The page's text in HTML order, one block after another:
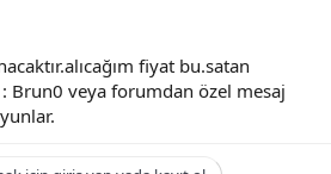
fiyat bu.satan
Brun0 veya forumdan özel mesaj